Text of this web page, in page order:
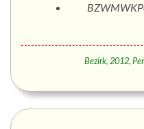
Bezirk, 2012,